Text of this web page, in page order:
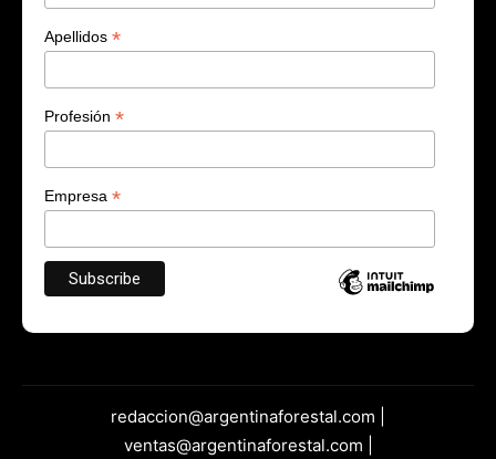
Apellidos *
Profesión *
Empresa *
redaccion@argentinaforestal.com |
ventas@argentinaforestal.com |